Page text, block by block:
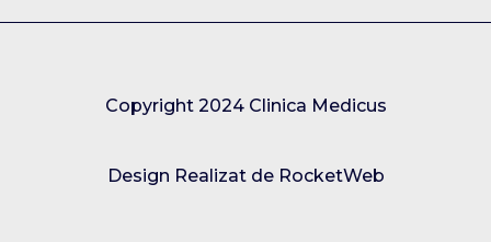
Copyright 2024 Clinica Medicus
Design Realizat de RocketWeb